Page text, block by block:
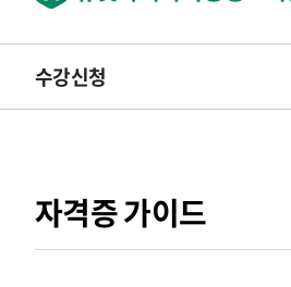
수강신청
자격증 가이드